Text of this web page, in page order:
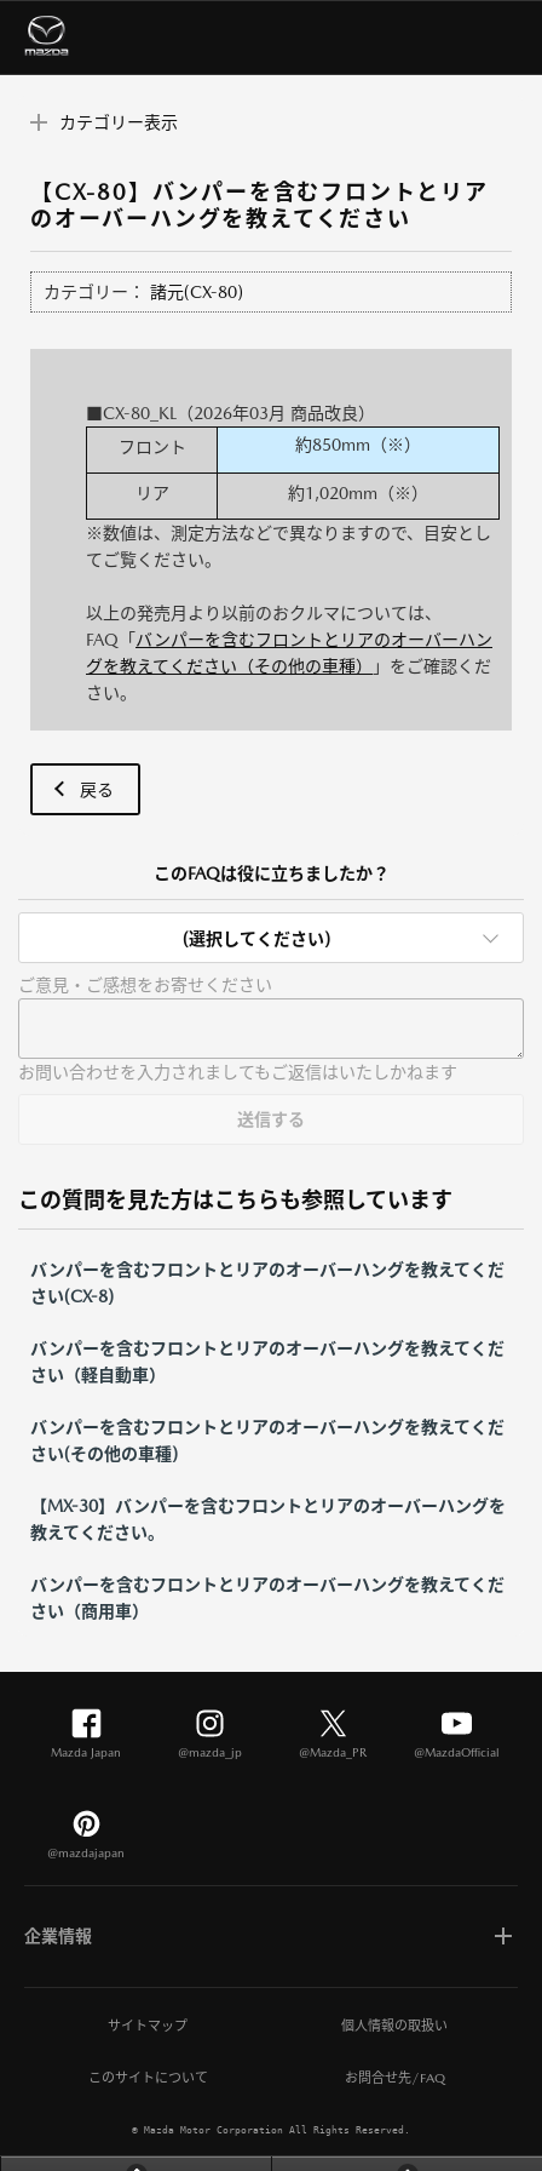
カテゴリー表示
【CX-80】バンパーを含むフロントとリア
のオーバーハングを教えてください
カテゴリー： 諸元(CX-80)
■CX-80_KL（2026年03月 商品改良）
フロント
約850mm（※）
リア 約1,020mm（※）
※数値は、測定方法などで異なりますので、目安とし
てご覧ください。
以上の発売月より以前のおクルマについては、
FAQ「 バンパーを含むフロントとリアのオーバーハン
グを教えてください（その他の車種）
」をご確認くだ
さい。
戻る
このFAQは役に立ちましたか？
(選択してください)
ご意見・ご感想をお寄せください
お問い合わせを入力されましてもご返信はいたしかねます
送信する
この質問を見た方はこちらも参照しています
バンパーを含むフロントとリアのオーバーハングを教えてくだ
さい(CX-8)
バンパーを含むフロントとリアのオーバーハングを教えてくだ
さい（軽自動車）
バンパーを含むフロントとリアのオーバーハングを教えてくだ
さい(その他の車種)
【MX-30】バンパーを含むフロントとリアのオーバーハングを
教えてください。
バンパーを含むフロントとリアのオーバーハングを教えてくだ
さい（商用車）
Mazda Japan @mazda_jp @Mazda_PR @MazdaOfficial
@mazdajapan
企業情報
マツダについて
ひとを想う価値創造
サイトマップ 個人情報の取扱い
このサイトについて お問合せ先/FAQ
© Mazda Motor Corporation All Rights Reserved.